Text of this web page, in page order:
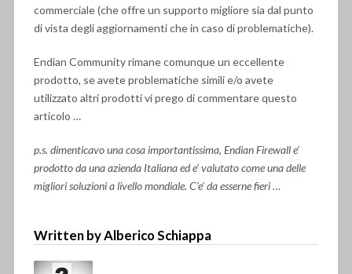
commerciale (che offre un supporto migliore sia dal punto
di vista degli aggiornamenti che in caso di problematiche).
Endian Community rimane comunque un eccellente
prodotto, se avete problematiche simili e/o avete
utilizzato altri prodotti vi prego di commentare questo
articolo …
p.s. dimenticavo una cosa importantissima, Endian Firewall e’
prodotto da una azienda Italiana ed e’ valutato come una delle
migliori soluzioni a livello mondiale. C’e’ da esserne fieri …
Written by Alberico Schiappa